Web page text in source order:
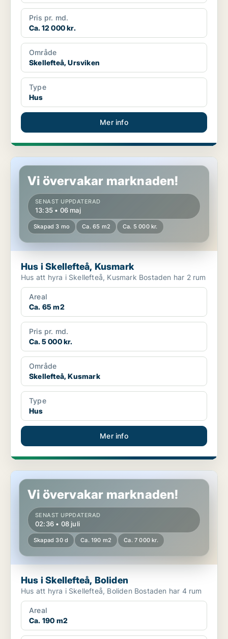
Pris pr. md.
Ca. 12 000 kr.
Område
Skellefteå, Ursviken
Type
Hus
Mer info
Hus i Skellefteå, Kusmark
Vi övervakar marknaden!
SENAST UPPDATERAD
13:35 • 06 maj
Skapad 3 mo Ca. 65 m2 Ca. 5 000 kr.
Hus i Skellefteå, Kusmark
Hus att hyra i Skellefteå, Kusmark Bostaden har 2 rum
Areal
Ca. 65 m2
Pris pr. md.
Ca. 5 000 kr.
Område
Skellefteå, Kusmark
Type
Hus
Mer info
Hus i Skellefteå, Boliden
Vi övervakar marknaden!
SENAST UPPDATERAD
02:36 • 08 juli
Skapad 30 d Ca. 190 m2 Ca. 7 000 kr.
Hus i Skellefteå, Boliden
Hus att hyra i Skellefteå, Boliden Bostaden har 4 rum
Areal
Ca. 190 m2